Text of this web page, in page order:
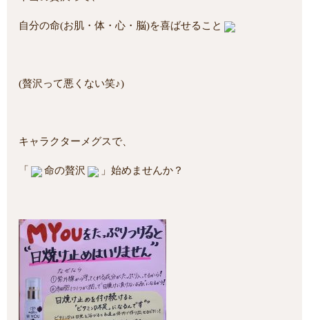
自分の命(お肌・体・心・脳)を喜ばせること
(贅沢って悪くない笑♪)
キャラクターメグスで、
「 命の贅沢 」始めませんか？